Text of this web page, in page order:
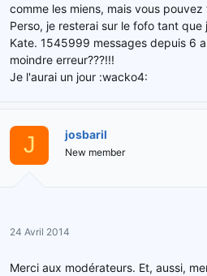
comme les miens, mais vous pouvez
Perso, je resterai sur le fofo tant
Kate. 1545999 messages depuis 6
moindre erreur???!!!
Je l'aurai un jour :wacko4:
J josbaril
New member
24 Avril 2014
Merci aux modérateurs. Et, aussi,